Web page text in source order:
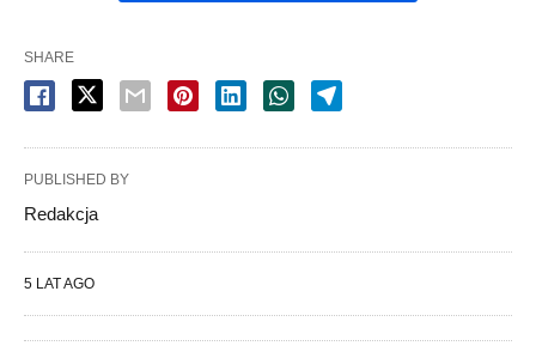
SHARE
PUBLISHED BY
Redakcja
5 LAT AGO